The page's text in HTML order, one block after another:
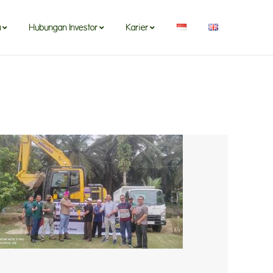
Hubungan Investor Karier
Hubungan Investor Karier